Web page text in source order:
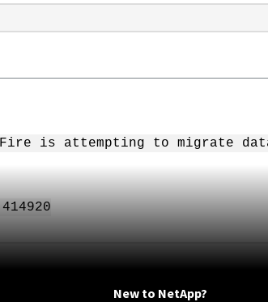
is attempting to migrate
New to NetApp?